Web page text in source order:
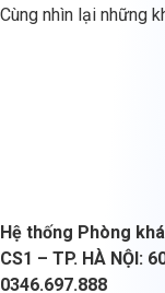
Cùng nhìn lại những
Hệ thống Phòng
CS1 – TP. HÀ NỘI:
0346.697.888